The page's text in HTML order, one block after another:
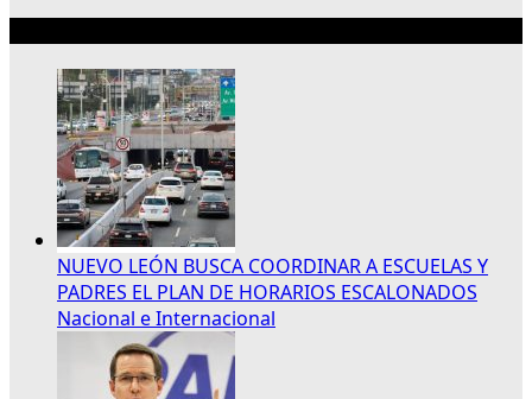
NUEVO LEÓN BUSCA COORDINAR A ESCUELAS Y
PADRES EL PLAN DE HORARIOS ESCALONADOS
Nacional e Internacional